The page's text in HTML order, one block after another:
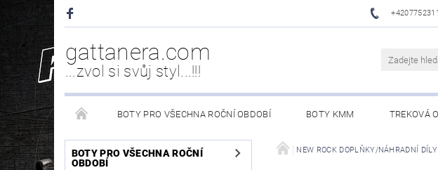
gattanera.com
...zvol si svůj styl...!!!
BOTY PRO VŠECHNA ROČNÍ OBDOBÍ BOTY KMM TREKOVÁ
NEW ROCK DOPLŇKY/NÁHRADNÍ DÍLY WESTERNOVÁ OBUV
BOTY PRO VŠECHNA ROČNÍ
OBDOBÍ
NEW ROCK DOPLŇKY/NÁHRADNÍ DÍLY